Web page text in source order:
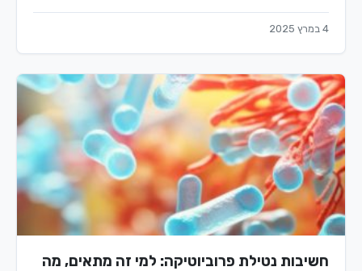
4 במרץ 2025
חשיבות נטילת פרוביוטיקה: למי זה מתאים, מה